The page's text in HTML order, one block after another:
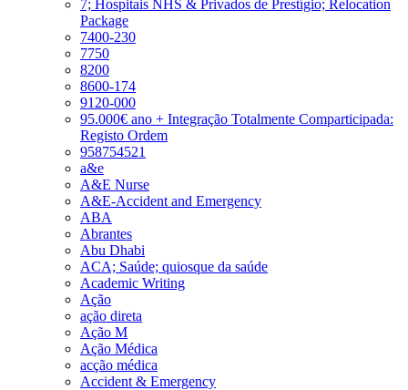
7; Hospitais NHS & Privados de Prestígio; Relocation
Package
7400-230
7750
8200
8600-174
9120-000
95.000€ ano + Integração Totalmente Comparticipada:
Registo Ordem
958754521
a&e
A&E Nurse
A&E-Accident and Emergency
ABA
Abrantes
Abu Dhabi
ACA; Saúde; quiosque da saúde
Academic Writing
Ação
ação direta
Ação M
Ação Médica
acção médica
Accident & Emergency